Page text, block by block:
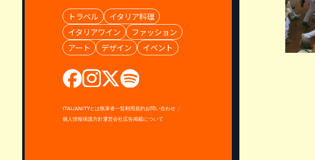
トラベル
イタリア料理
イタリアワイン
ファッション
アート
デザイン イベント
ITALIANITYとは執筆者一覧利用規約お問い合わせ
個人情報保護方針運営会社広告掲載について